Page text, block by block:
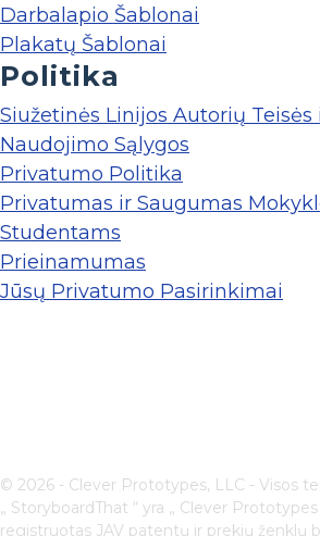
Darbalapio Šablonai
Plakatų Šablonai
Politika
Siužetinės Linijos Autorių
Naudojimo Sąlygos
Privatumo Politika
Privatumas ir Saugumas
Studentams
Prieinamumas
Jūsų Privatumo Pasirinkimai
© 2026 - Clever Prototypes, LLC - Visos
„ StoryboardThat “ yra „ Clever Prototypes
registruotas JAV patentų ir prekių ženklų